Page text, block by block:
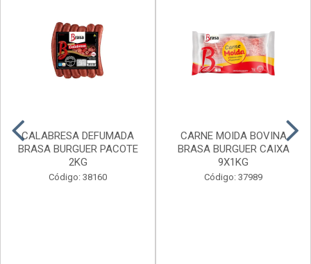
CALABRESA DEFUMADA
BRASA BURGUER PACOTE
2KG
Código: 38160
CARNE MOIDA BOVINA
BRASA BURGUER CAIXA
9X1KG
Código: 37989